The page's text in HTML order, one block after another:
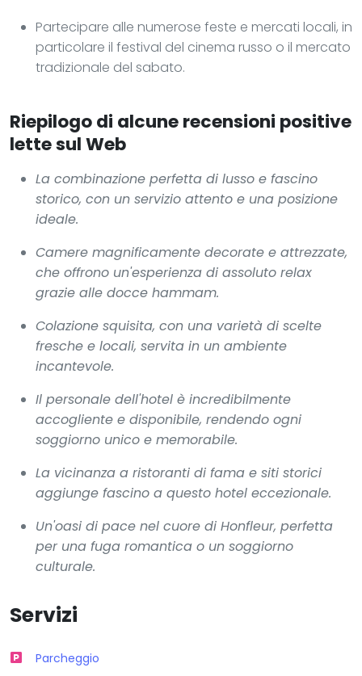
Partecipare alle numerose feste e mercati locali, in
particolare il festival del cinema russo o il mercato
tradizionale del sabato.
Riepilogo di alcune recensioni positive
lette sul Web
La combinazione perfetta di lusso e fascino
storico, con un servizio attento e una posizione
ideale.
Camere magnificamente decorate e attrezzate,
che offrono un'esperienza di assoluto relax
grazie alle docce hammam.
Colazione squisita, con una varietà di scelte
fresche e locali, servita in un ambiente
incantevole.
Il personale dell'hotel è incredibilmente
accogliente e disponibile, rendendo ogni
soggiorno unico e memorabile.
La vicinanza a ristoranti di fama e siti storici
aggiunge fascino a questo hotel eccezionale.
Un'oasi di pace nel cuore di Honfleur, perfetta
per una fuga romantica o un soggiorno
culturale.
Servizi
Parcheggio